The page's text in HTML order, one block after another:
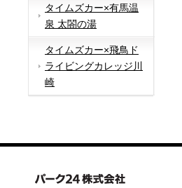
タイムズカー×有馬温
泉 太閤の湯
タイムズカー×飛鳥ド
ライビングカレッジ川
崎